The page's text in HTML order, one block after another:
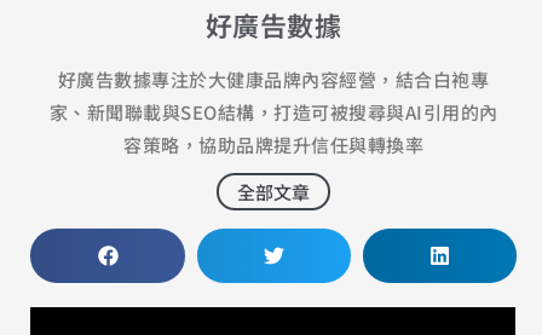
好廣告數據
好廣告數據專注於大健康品牌內容經營，結合白袍專
家、新聞聯載與SEO結構，打造可被搜尋與AI引用的內
容策略，協助品牌提升信任與轉換率
全部文章